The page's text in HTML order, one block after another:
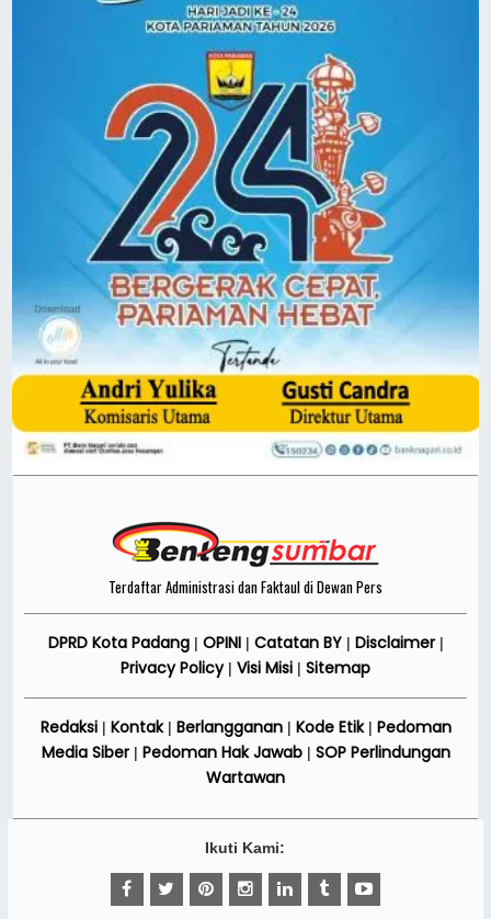
Terdaftar Administrasi dan Faktaul di Dewan Pers
DPRD Kota Padang| OPINI| Catatan BY| Disclaimer|
Privacy Policy| Visi Misi | Sitemap
Redaksi| Kontak| Berlangganan| Kode Etik| Pedoman
Media Siber| Pedoman Hak Jawab| SOP Perlindungan
Wartawan
Ikuti Kami: